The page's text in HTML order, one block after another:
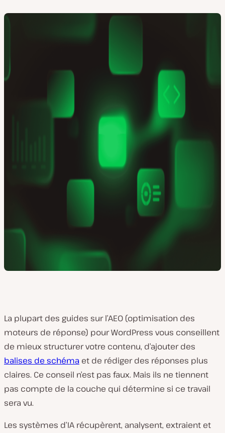
La plupart des guides sur l’AEO (optimisation des
moteurs de réponse) pour WordPress vous conseillent
de mieux structurer votre contenu, d’ajouter des
balises de schéma et de rédiger des réponses plus
claires. Ce conseil n’est pas faux. Mais ils ne tiennent
pas compte de la couche qui détermine si ce travail
sera vu.
Les systèmes d’IA récupèrent, analysent, extraient et